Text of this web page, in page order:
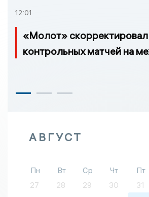
12:01
«Молот»
контрольных матчей на
АВГУСТ
Пн Вт Ср Чт Пт
27
28 29 30 31